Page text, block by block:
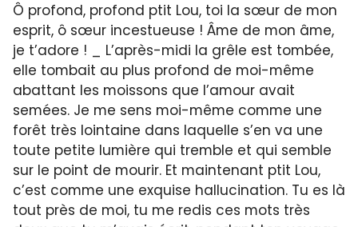
Ô profond, profond ptit Lou, toi la sœur de mon
esprit, ô sœur incestueuse ! Âme de mon âme,
je t’adore ! _ L’après-midi la grêle est tombée,
elle tombait au plus profond de moi-même
abattant les moissons que l’amour avait
semées. Je me sens moi-même comme une
forêt très lointaine dans laquelle s’en va une
toute petite lumière qui tremble et qui semble
sur le point de mourir. Et maintenant ptit Lou,
c’est comme une exquise hallucination. Tu es là
tout près de moi, tu me redis ces mots très